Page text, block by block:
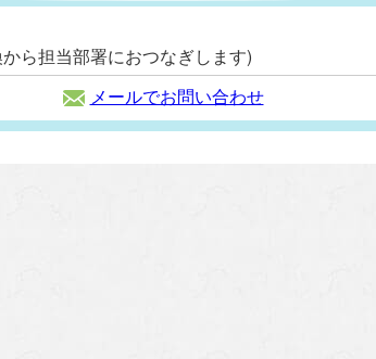
ら担当部署におつなぎします)
メールでお問い合わせ